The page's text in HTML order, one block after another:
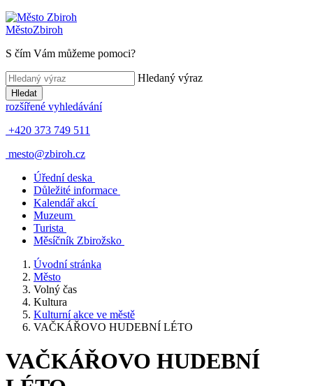
MěstoZbiroh
S čím Vám můžeme pomoci?
Hledaný výraz
Hledat
rozšířené vyhledávání
+420 373 749 511
mesto@zbiroh.cz
Úřední deska
Důležité informace
Kalendář akcí
Muzeum
Turista
Měsíčník Zbirožsko
Úvodní stránka
Město
Volný čas
Kultura
Kulturní akce ve městě
VAČKÁŘOVO HUDEBNÍ LÉTO
VAČKÁŘOVO HUDEBNÍ